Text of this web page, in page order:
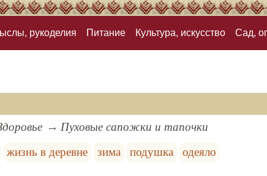
рукоделия Питание Культура, искусство Сад,
Пуховые сапожки и тапочки
жизнь в деревне зима подушка одеяло